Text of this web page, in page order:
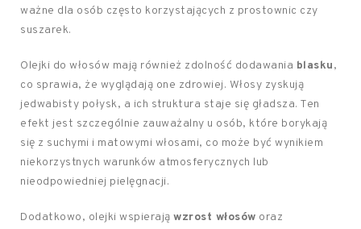
ważne dla osób często korzystających z prostownic czy
suszarek.
Olejki do włosów mają również zdolność dodawania blasku,
co sprawia, że wyglądają one zdrowiej. Włosy zyskują
jedwabisty połysk, a ich struktura staje się gładsza. Ten
efekt jest szczególnie zauważalny u osób, które borykają
się z suchymi i matowymi włosami, co może być wynikiem
niekorzystnych warunków atmosferycznych lub
nieodpowiedniej pielęgnacji.
Dodatkowo, olejki wspierają wzrost włosów oraz